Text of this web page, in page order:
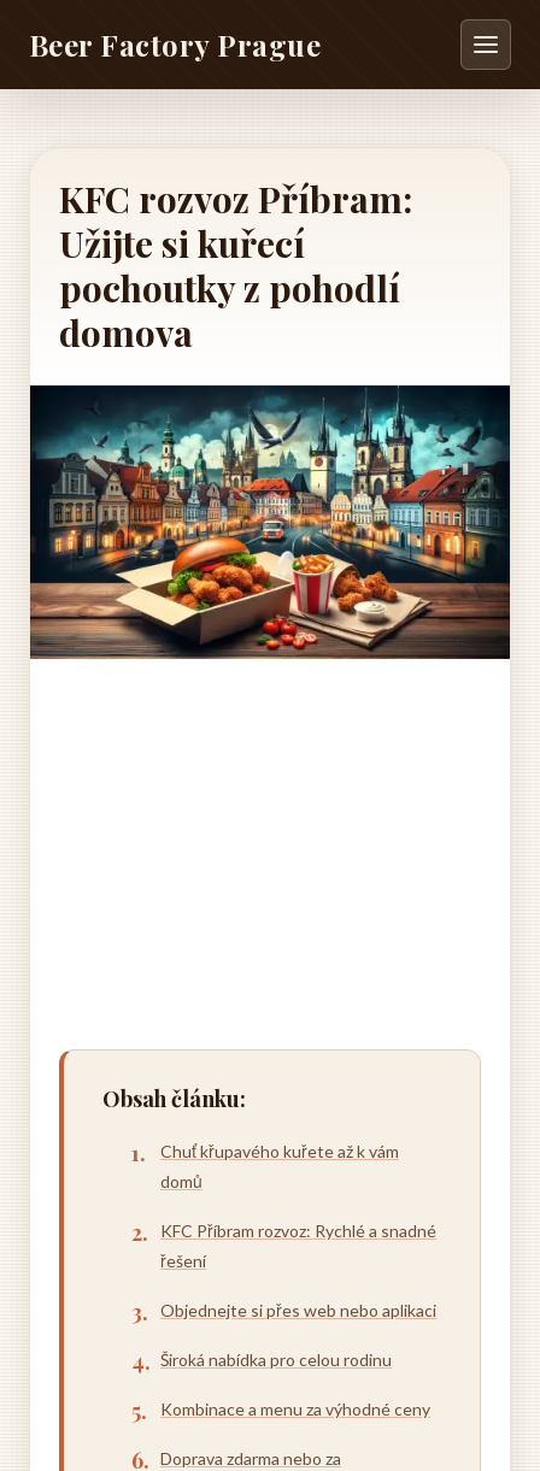
Beer Factory Prague
KFC rozvoz Příbram:
Užijte si kuřecí
pochoutky z pohodlí
domova
Obsah článku:
Chuť křupavého kuřete až k vám
domů
KFC Příbram rozvoz: Rychlé a snadné
řešení
Objednejte si přes web nebo aplikaci
Široká nabídka pro celou rodinu
Kombinace a menu za výhodné ceny
Doprava zdarma nebo za